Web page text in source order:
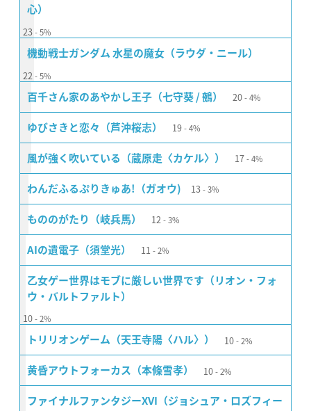
心）
23 5%
機動戦士ガンダム 水星の魔女（ラウダ・ニール）
22 5%
百千さん家のあやかし王子（七守葵 / 鵺） 20 4%
ゆびさきと恋々（芦沖桜志） 19 4%
風が強く吹いている（蔵原走〈カケル〉） 17 4%
わんだふるぷりきゅあ!（ガオウ) 13 3%
もののがたり（岐兵馬） 12 3%
AIの遺電子（須堂光） 11 2%
乙女ゲー世界はモブに厳しい世界です（リオン・フォ
ウ・バルトファルト）
10 2%
トリリオンゲーム（天王寺陽〈ハル〉） 10 2%
黄昏アウトフォーカス（本條雪孝） 10 2%
ファイナルファンタジーXVI（ジョシュア・ロズフィー